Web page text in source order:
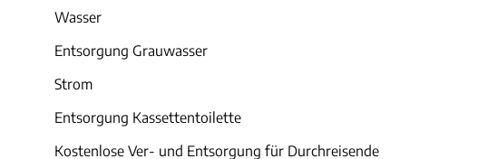
Wasser
Entsorgung Grauwasser
Strom
Entsorgung Kassettentoilette
Kostenlose Ver- und Entsorgung für Durchreisende